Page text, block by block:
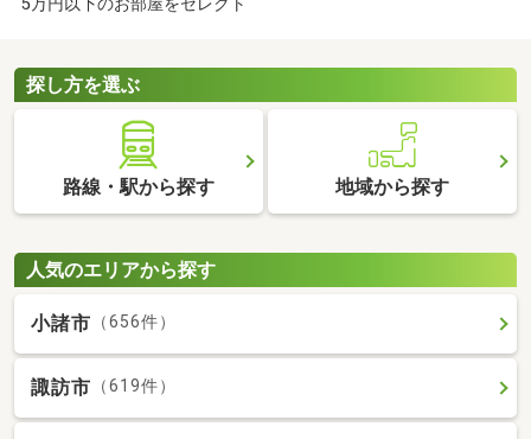
5万円以下のお部屋をセレクト
探し方を選ぶ
路線・駅から探す 地域から探す
人気のエリアから探す
小諸市 （656件）
諏訪市 （619件）